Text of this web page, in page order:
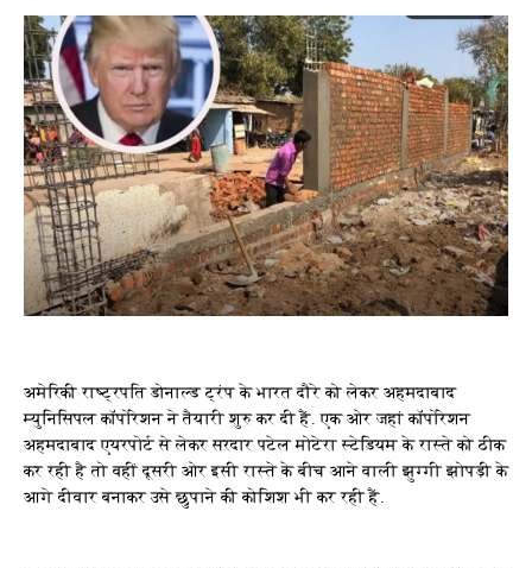
अमेरिकी राष्ट्रपति डोनाल्ड ट्रंप के भारत दौरे को लेकर अहमदाबाद
म्युनिसिपल कॉर्पोरेशन ने तैयारी शुरु कर दी हैं. एक ओर जहां कॉर्पोरेशन
अहमदाबाद एयरपोर्ट से लेकर सरदार पटेल मोटेरा स्टेडियम के रास्ते को ठीक
कर रही है तो वहीं दूसरी ओर इसी रास्ते के बीच आने वाली झुग्गी झोपड़ी के
आगे दीवार बनाकर उसे छुपाने की कोशिश भी कर रही हैं.